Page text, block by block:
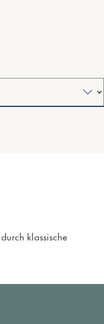
klassische